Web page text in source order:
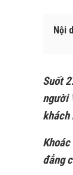
Nội
Suốt
người
khách
đẳng